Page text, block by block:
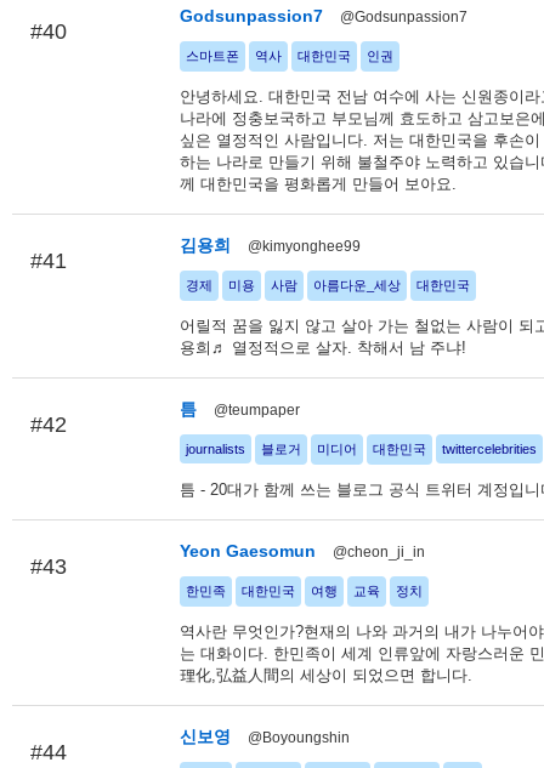
#40
Godsunpassion7 @Godsunpassion7
스마트폰 역사 대한민국 인권
안녕하세요. 대한민국 전남 여수에 사는 신원종이
나라에 정충보국하고 부모님께 효도하고 삼고보은
싶은 열정적인 사람입니다. 저는 대한민국을 후손
하는 나라로 만들기 위해 불철주야 노력하고 있습
께 대한민국을 평화롭게 만들어 보아요.
#41
김용희 @kimyonghee99
경제 미용 사람 아름다운_세상 대한민국
어릴적 꿈을 잃지 않고 살아 가는 철없는 사람이 되
용희♬ 열정적으로 살자. 착해서 남 주냐!
#42
틈 @teumpaper
journalists 블로거 미디어 대한민국 twittercelebrities
틈 - 20대가 함께 쓰는 블로그 공식 트위터 계정입니
#43
Yeon Gaesomun @cheon_ji_in
한민족 대한민국 여행 교육 정치
역사란 무엇인가?현재의 나와 과거의 내가 나누어
는 대화이다. 한민족이 세계 인류앞에 자랑스러운
理化,弘益人間의 세상이 되었으면 합니다.
#44
신보영 @Boyoungshin